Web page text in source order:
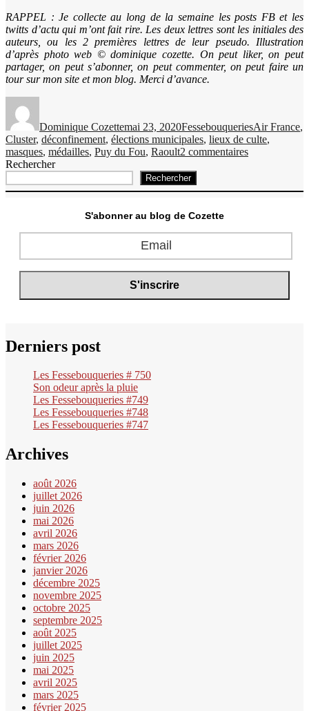
RAPPEL : Je collecte au long de la semaine les posts FB et les
twitts d’actu qui m’ont fait rire. Les deux lettres sont les initiales des
auteurs, ou les 2 premières lettres de leur pseudo. Illustration
d’après photo web © dominique cozette. On peut liker, on peut
partager, on peut s’abonner, on peut commenter, on peut faire un
tour sur mon site et mon blog. Merci d’avance.
Dominique Cozettemai 23, 2020FessebouqueriesAir France,
Cluster, déconfinement, élections municipales, lieux de culte,
masques, médailles, Puy du Fou, Raoult2 commentairessur
#497
Rechercher
Rechercher
S'abonner au blog de Cozette
Derniers post
Les Fessebouqueries # 750
Son odeur après la pluie
Les Fessebouqueries #749
Les Fessebouqueries #748
Les Fessebouqueries #747
Archives
août 2026
juillet 2026
juin 2026
mai 2026
avril 2026
mars 2026
février 2026
janvier 2026
décembre 2025
novembre 2025
octobre 2025
septembre 2025
août 2025
juillet 2025
juin 2025
mai 2025
avril 2025
mars 2025
février 2025